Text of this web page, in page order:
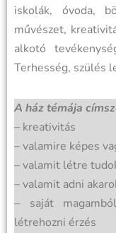
iskolák, óvoda,
művészet,
alkotó
Terhesség, szülés
A ház témája
– kreativitás
– valamire képes
– valamit létre
– valamit adni
– saját
létrehozni érzés